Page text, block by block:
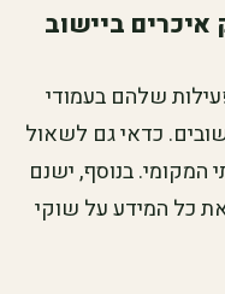
ביישוב
שלהם בעמודי
כדאי גם לשאול
המקומי. בנוסף, ישנם
כל המידע על שוקי